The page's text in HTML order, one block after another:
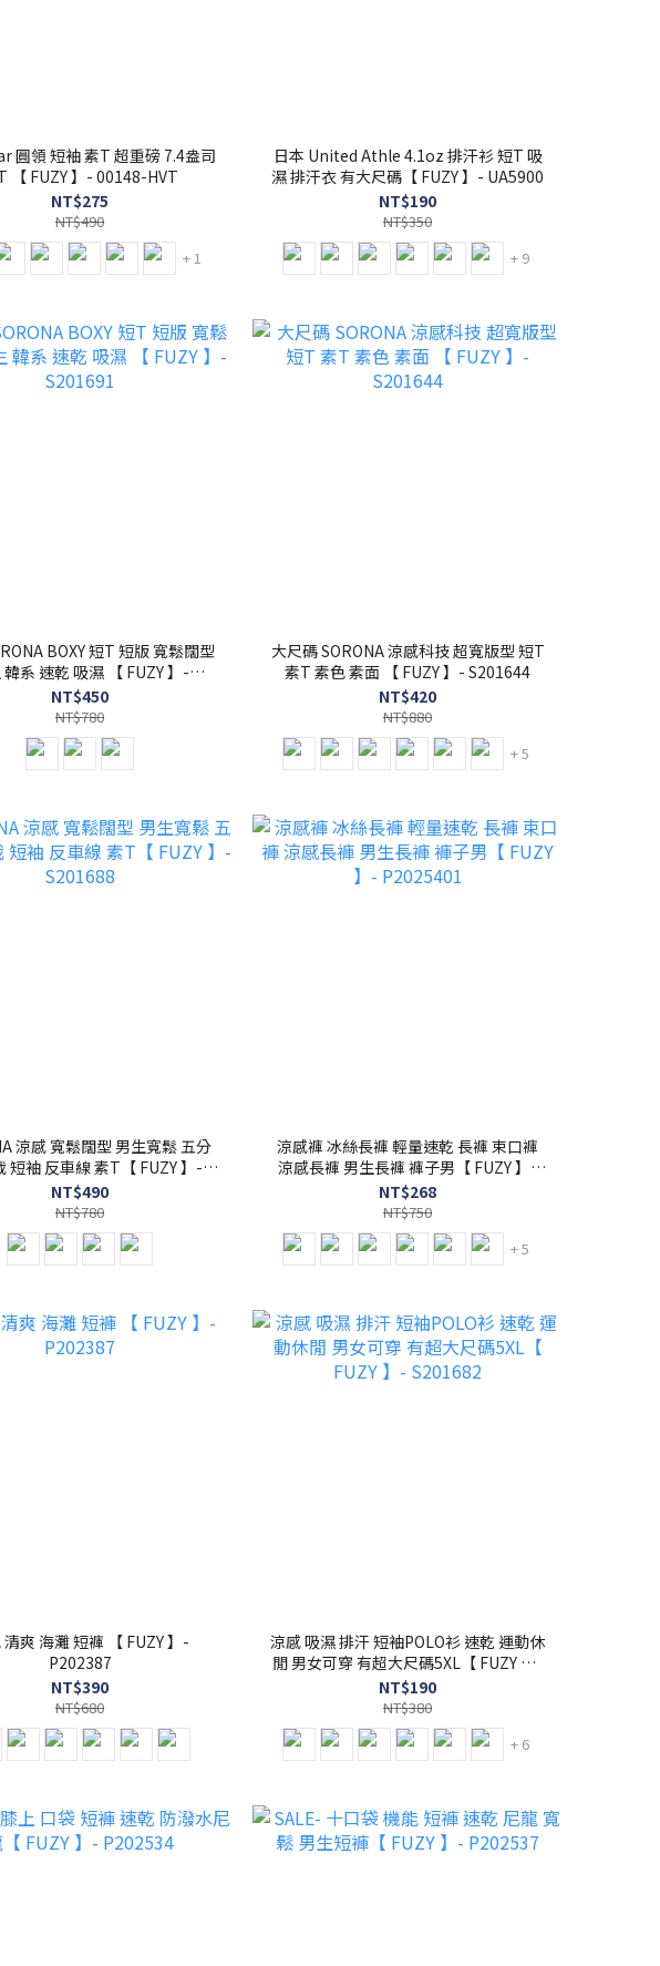
圓領 短袖 素T 超重磅 7.4盎司
【 FUZY 】- 00148-HVT
NT$275
NT$490
+ 1
日本 United Athle 4.1oz 排汗衫 短T 吸
濕 排汗衣 有大尺碼【 FUZY 】- UA5900
NT$190
NT$350
+ 9
BOXY 短T 短版 寬鬆闊型
系 速乾 吸濕 【 FUZY 】-
S201691
NT$450
NT$780
大尺碼 SORONA 涼感科技 超寬版型 短T
素T 素色 素面 【 FUZY 】- S201644
NT$420
NT$880
+ 5
涼感 寬鬆闊型 男生寬鬆 五分
短袖 反車線 素T【 FUZY 】-
S201688
NT$490
NT$780
涼感褲 冰絲長褲 輕量速乾 長褲 束口褲
涼感長褲 男生長褲 褲子男【 FUZY 】-
P2025401
NT$268
NT$750
+ 5
清爽 海灘 短褲 【 FUZY 】-
P202387
NT$390
NT$680
涼感 吸濕 排汗 短袖POLO衫 速乾 運動休
閒 男女可穿 有超大尺碼5XL【 FUZY 】-
S201682
NT$190
NT$380
+ 6